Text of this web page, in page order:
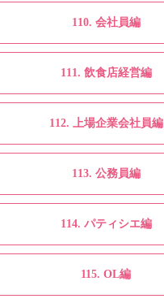
110. 会社員編
111. 飲食店経営編
112. 上場企業会社員編
113. 公務員編
114. パティシエ編
115. OL編